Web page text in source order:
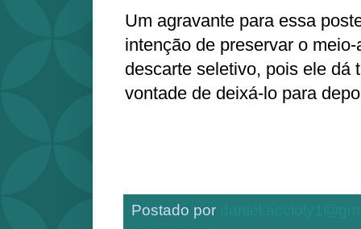
Um agravante para essa
intenção de preservar o
descarte seletivo, pois ele dá
vontade de deixá-lo para
Postado por